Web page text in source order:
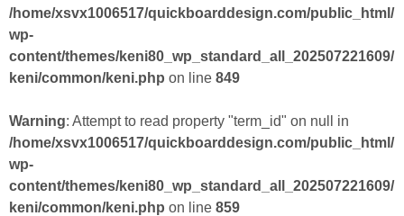
/home/xsvx1006517/quickboarddesign.com/public_html/
wp-
content/themes/keni80_wp_standard_all_202507221609/
keni/common/keni.php on line 849
Warning: Attempt to read property "term_id" on null in
/home/xsvx1006517/quickboarddesign.com/public_html/
wp-
content/themes/keni80_wp_standard_all_202507221609/
keni/common/keni.php on line 859